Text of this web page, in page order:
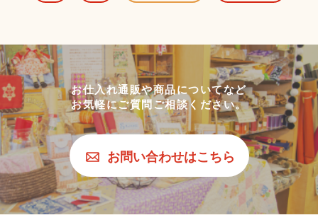
お仕入れ通販や商品についてなど
お気軽にご質問ご相談ください。
お問い合わせはこちら